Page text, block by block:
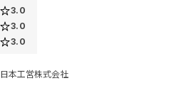
3.0
3.0
3.0
日本工営株式会社